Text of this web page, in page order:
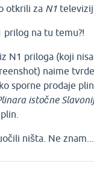
otkrili za N1
prilog na tu temu?!
N1 priloga (koji
naime
sporne prodaje
istočne
ništa. Ne znam...